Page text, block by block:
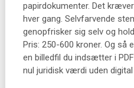
papirdokumenter. Det
hver gang. Selvfarvende
genopfrisker sig selv og
Pris: 250-600 kroner. Og så
en billedfil du indsætter i
nul juridisk værdi uden digital